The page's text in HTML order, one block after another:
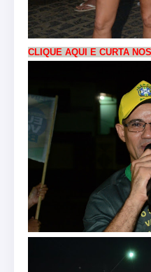
CLIQUE AQUI E CURTA